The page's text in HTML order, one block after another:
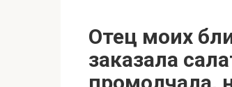
Отец моих
заказала